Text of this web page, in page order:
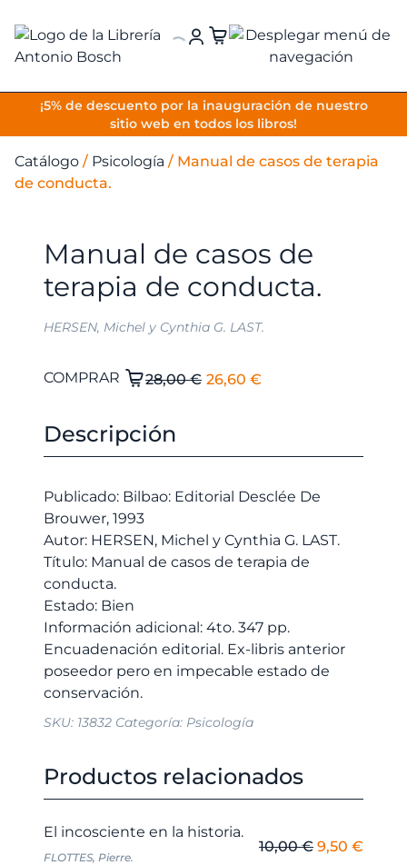
¡5% de descuento por la inauguración de nuestro
sitio web en todos los libros!
VOLVER
Catálogo / Psicología / Manual de casos de terapia
de conducta.
Manual de casos de
terapia de conducta.
HERSEN, Michel y Cynthia G. LAST.
28,00€ El
era:
26,60 €
es:
Manual
de
conducta.
cantidad
COMPRAR
Descripción
Publicado: Bilbao: Editorial Desclée De
Brouwer, 1993
Autor: HERSEN, Michel y Cynthia G. LAST.
Título: Manual de casos de terapia de
conducta.
Estado: Bien
Información adicional: 4to. 347 pp.
Encuadenación editorial. Ex-libris anterior
poseedor pero en impecable estado de
SKU: 13832 Categoría: Psicología
Productos relacionados
El incosciente en la historia.
FLOTTES, Pierre.
10,00€ El
9,50 €